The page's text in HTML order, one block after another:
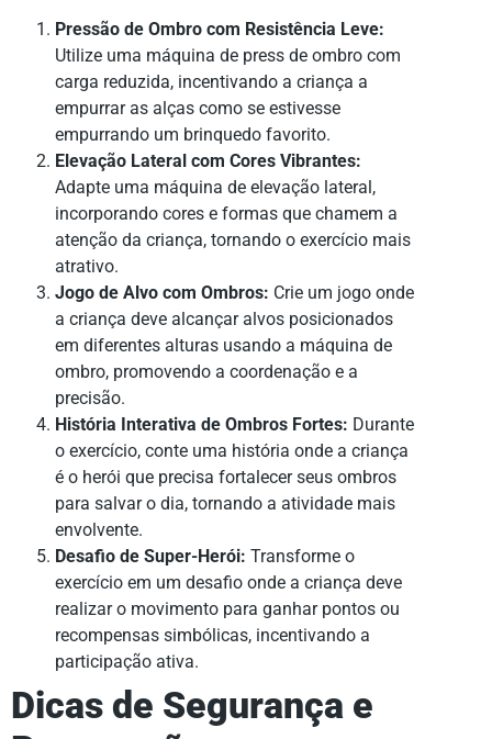
Pressão de Ombro com Resistência Leve:
Utilize uma máquina de press de ombro com
carga reduzida, incentivando a criança a
empurrar as alças como se estivesse
empurrando um brinquedo favorito.
Elevação Lateral com Cores Vibrantes:
Adapte uma máquina de elevação lateral,
incorporando cores e formas que chamem a
atenção da criança, tornando o exercício mais
atrativo.
Jogo de Alvo com Ombros: Crie um jogo onde
a criança deve alcançar alvos posicionados
em diferentes alturas usando a máquina de
ombro, promovendo a coordenação e a
precisão.
História Interativa de Ombros Fortes: Durante
o exercício, conte uma história onde a criança
é o herói que precisa fortalecer seus ombros
para salvar o dia, tornando a atividade mais
envolvente.
Desafio de Super-Herói: Transforme o
exercício em um desafio onde a criança deve
realizar o movimento para ganhar pontos ou
recompensas simbólicas, incentivando a
participação ativa.
Dicas de Segurança e